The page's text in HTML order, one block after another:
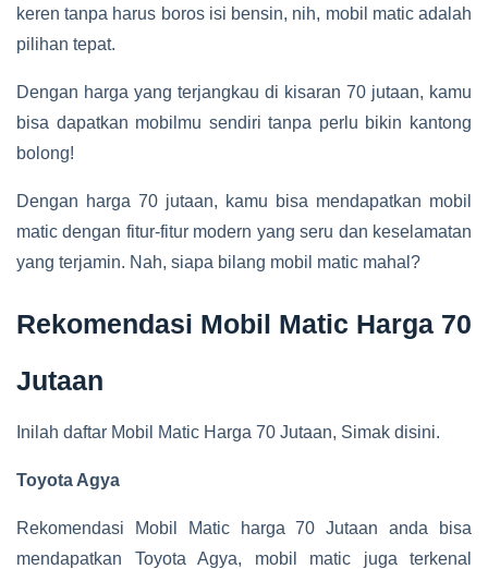
keren tanpa harus boros isi bensin, nih, mobil matic adalah
pilihan tepat.
Dengan harga yang terjangkau di kisaran 70 jutaan, kamu
bisa dapatkan mobilmu sendiri tanpa perlu bikin kantong
bolong!
Dengan harga 70 jutaan, kamu bisa mendapatkan mobil
matic dengan fitur-fitur modern yang seru dan keselamatan
yang terjamin. Nah, siapa bilang mobil matic mahal?
Rekomendasi Mobil Matic Harga 70
Jutaan
Inilah daftar Mobil Matic Harga 70 Jutaan, Simak disini.
Toyota Agya
Rekomendasi Mobil Matic harga 70 Jutaan anda bisa
mendapatkan Toyota Agya, mobil matic juga terkenal